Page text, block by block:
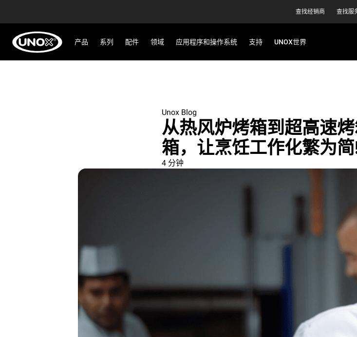
查找经销商 查找服
产品 系列 配件 领域 应用程序和操作系统 支持 UNOX世界
Unox Blog
从热风炉烤箱到超高速
箱，让烹饪工作化繁为
4 分钟